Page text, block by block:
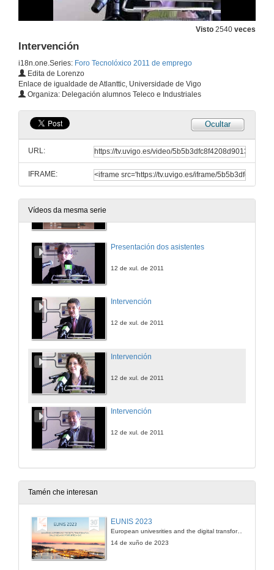
Visto 2540 veces
Intervención
i18n.one.Series: Foro Tecnolóxico 2011 de emprego
Edita de Lorenzo
Enlace de igualdade de Atlanttic, Universidade de Vigo
Organiza: Delegación alumnos Teleco e Industriales
Ocultar
URL:
IFRAME:
Vídeos da mesma serie
Mesa redonda: Seguridade e Competición
Debate sobre a seguridade en competición
Plans de futuro para á temporada
21 de mar. de 2011
Presentación dos asistentes
12 de xul. de 2011
Intervención
12 de xul. de 2011
Intervención
12 de xul. de 2011
Intervención
12 de xul. de 2011
Tamén che interesan
EUNIS 2023
European univesrities and the digital transformation: challenges and opportunities ahead
14 de xuño de 2023